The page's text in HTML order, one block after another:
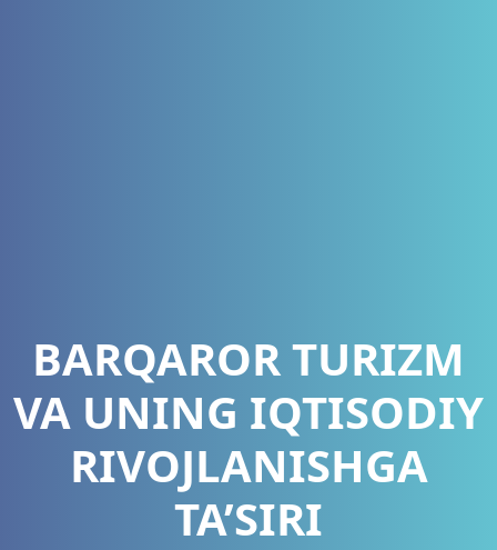
BARQAROR TURIZM
VA UNING IQTISODIY
RIVOJLANISHGA
TA’SIRI